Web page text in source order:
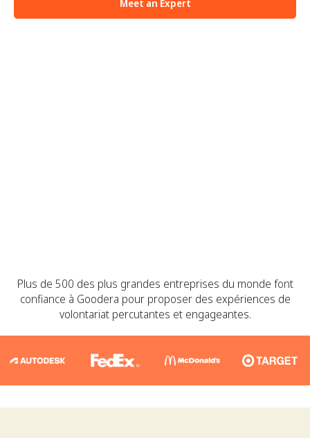
Meet an Expert
Plus de 500 des plus grandes entreprises du monde font
confiance à Goodera pour proposer des expériences de
volontariat percutantes et engageantes.